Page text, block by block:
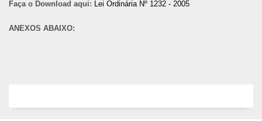
Faça o Download aqui: Lei Ordinária Nº 1232 - 2005
ANEXOS ABAIXO: